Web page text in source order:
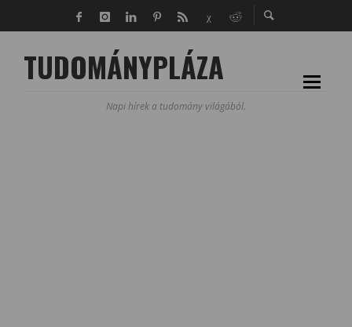
TUDOMÁNYPLÁZA
Napi hírek a tudomány világából.